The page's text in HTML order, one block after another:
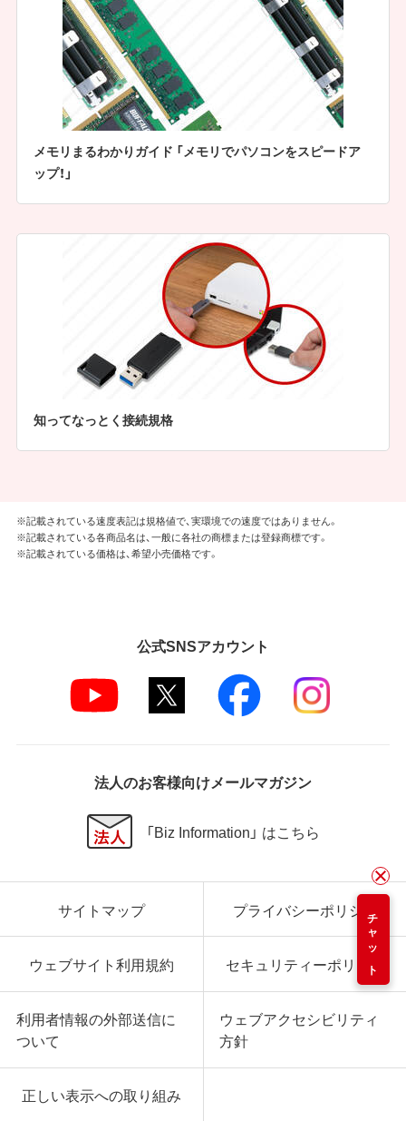
メモリまるわかりガイド 「メモリでパソコンをスピードア
ップ！」
知ってなっとく接続規格
チャット
※記載されている速度表記は規格値で、実環境での速度ではありません。
※記載されている各商品名は、一般に各社の商標または登録商標です。
※記載されている価格は、希望小売価格です。
公式SNSアカウント
法人のお客様向けメールマガジン
「Biz Information」 はこちら
サイトマップ プライバシーポリシー
ウェブサイト利用規約 セキュリティーポリシー
利用者情報の外部送信に
ついて
ウェブアクセシビリティ
方針
正しい表示への取り組み